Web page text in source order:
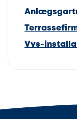
Vvs-